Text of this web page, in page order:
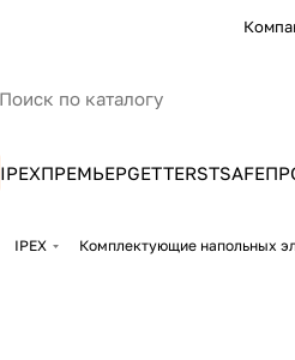
IPEXПРЕМЬЕРGETTERSTSAFE
IPEX Комплектующие напольных